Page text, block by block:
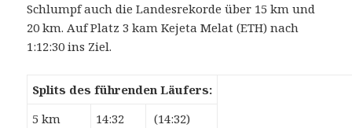
Schlumpf auch die Landesrekorde über 15 km und
20 km. Auf Platz 3 kam Kejeta Melat (ETH) nach
1:12:30 ins Ziel.
Splits des führenden Läufers:
5 km
14:32
(14:32)